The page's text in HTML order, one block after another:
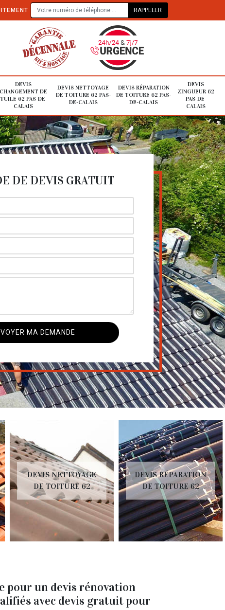
DEVIS
CHANGEMENT DE
TUILE 62 PAS-DE-
CALAIS
DEVIS NETTOYAGE
DE TOITURE 62 PAS-
DE-CALAIS
DEVIS RÉPARATION
DE TOITURE 62 PAS-
DE-CALAIS
DEVIS
ZINGUEUR 62
PAS-DE-
CALAIS
DE DEVIS GRATUIT
DEVIS NETTOYAGE
DE TOITURE 62
DEVIS RÉPARATION
DE TOITURE 62
pour un devis rénovation
avec devis gratuit pour